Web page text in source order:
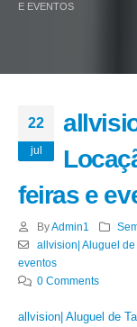
E EVENTOS
22
jul
feiras e
ByAdmin1
allvision| Aluguel de
eventos
0 Comments
allvision| Aluguel de